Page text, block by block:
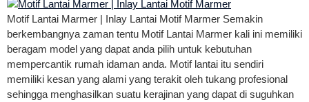
Motif Lantai Marmer | Inlay Lantai Motif Marmer Semakin
berkembangnya zaman tentu Motif Lantai Marmer kali ini memiliki
beragam model yang dapat anda pilih untuk kebutuhan
mempercantik rumah idaman anda. Motif lantai itu sendiri
memiliki kesan yang alami yang terakit oleh tukang profesional
sehingga menghasilkan suatu kerajinan yang dapat di suguhkan